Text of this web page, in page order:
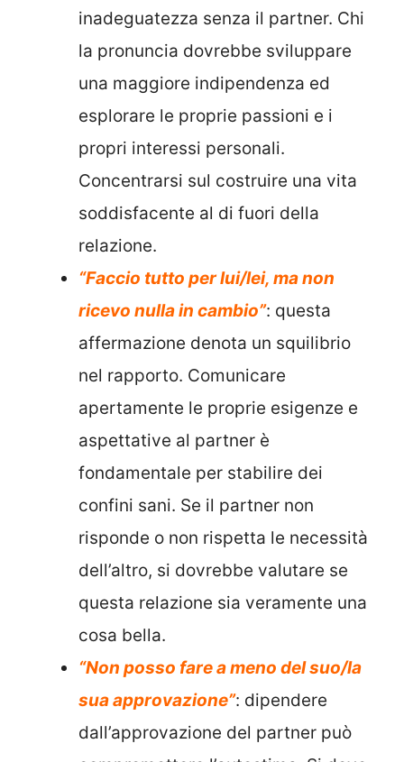
inadeguatezza senza il partner. Chi
la pronuncia dovrebbe sviluppare
una maggiore indipendenza ed
esplorare le proprie passioni e i
propri interessi personali.
Concentrarsi sul costruire una vita
soddisfacente al di fuori della
relazione.
“Faccio tutto per lui/lei, ma non
ricevo nulla in cambio”: questa
affermazione denota un squilibrio
nel rapporto. Comunicare
apertamente le proprie esigenze e
aspettative al partner è
fondamentale per stabilire dei
confini sani. Se il partner non
risponde o non rispetta le necessità
dell’altro, si dovrebbe valutare se
questa relazione sia veramente una
cosa bella.
“Non posso fare a meno del suo/la
sua approvazione”: dipendere
dall’approvazione del partner può